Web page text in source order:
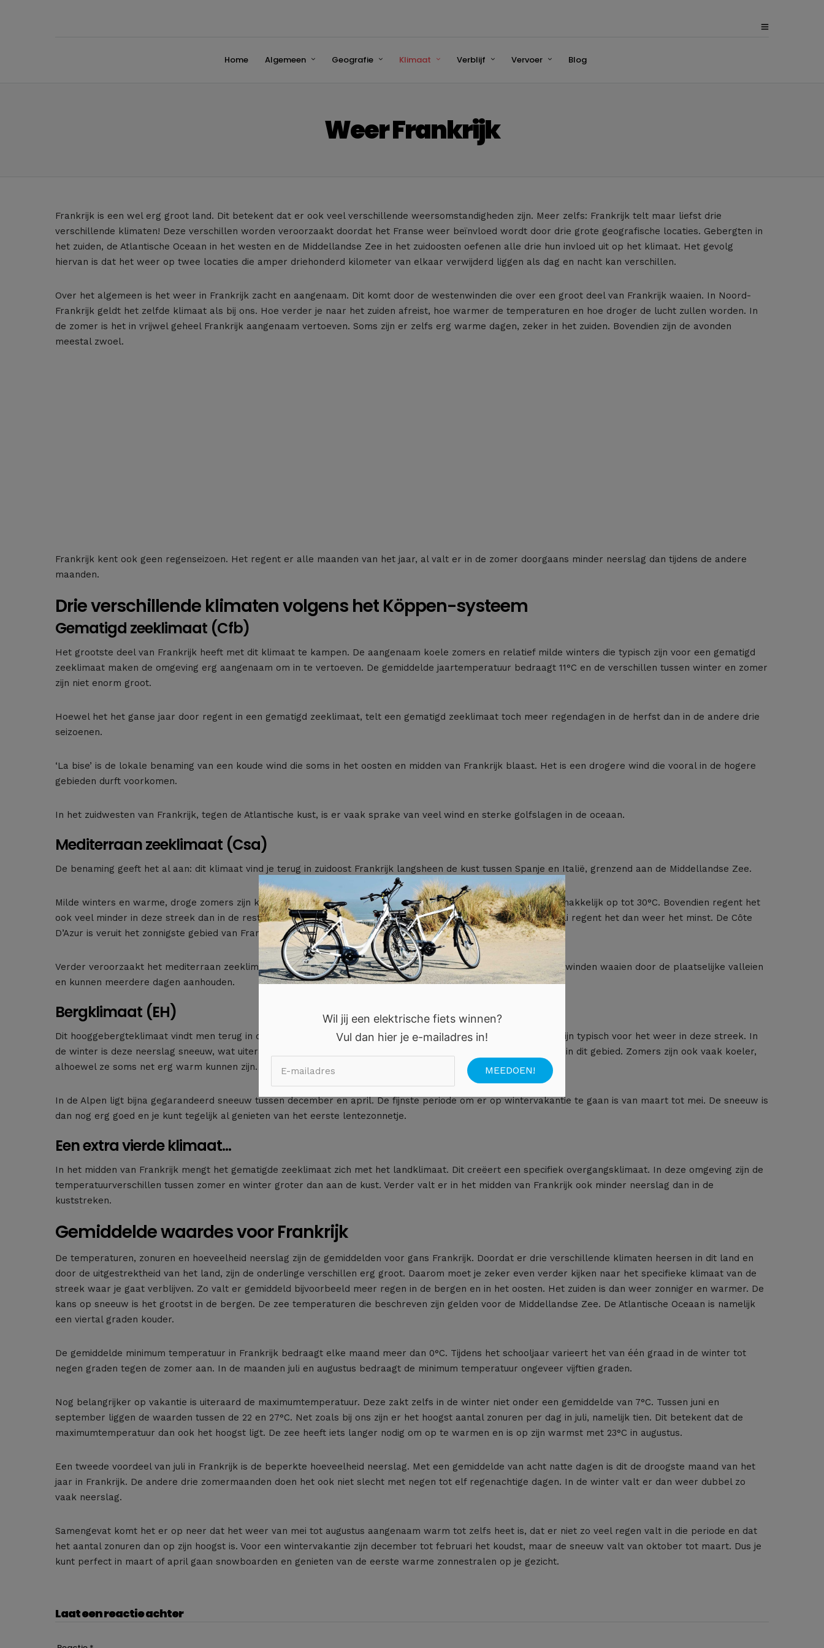
Home Algemeen Geografie Klimaat Verblijf Vervoer Blog
Weer Frankrijk
Frankrijk is een wel erg groot land. Dit betekent dat er ook veel verschillende weersomstandigheden zijn. Meer zelfs: Frankrijk telt maar liefst drie
verschillende klimaten! Deze verschillen worden veroorzaakt doordat het Franse weer beïnvloed wordt door drie grote geografische locaties. Gebergten in
het zuiden, de Atlantische Oceaan in het westen en de Middellandse Zee in het zuidoosten oefenen alle drie hun invloed uit op het klimaat. Het gevolg
hiervan is dat het weer op twee locaties die amper driehonderd kilometer van elkaar verwijderd liggen als dag en nacht kan verschillen.
Over het algemeen is het weer in Frankrijk zacht en aangenaam. Dit komt door de westenwinden die over een groot deel van Frankrijk waaien. In Noord-
Frankrijk geldt het zelfde klimaat als bij ons. Hoe verder je naar het zuiden afreist, hoe warmer de temperaturen en hoe droger de lucht zullen worden. In
de zomer is het in vrijwel geheel Frankrijk aangenaam vertoeven. Soms zijn er zelfs erg warme dagen, zeker in het zuiden. Bovendien zijn de avonden
meestal zwoel.
Frankrijk kent ook geen regenseizoen. Het regent er alle maanden van het jaar, al valt er in de zomer doorgaans minder neerslag dan tijdens de andere
maanden.
Drie verschillende klimaten volgens het Köppen-systeem
Gematigd zeeklimaat (Cfb)
Het grootste deel van Frankrijk heeft met dit klimaat te kampen. De aangenaam koele zomers en relatief milde winters die typisch zijn voor een gematigd
zeeklimaat maken de omgeving erg aangenaam om in te vertoeven. De gemiddelde jaartemperatuur bedraagt 11°C en de verschillen tussen winter en zomer
zijn niet enorm groot.
Hoewel het het ganse jaar door regent in een gematigd zeeklimaat, telt een gematigd zeeklimaat toch meer regendagen in de herfst dan in de andere drie
seizoenen.
‘La bise’ is de lokale benaming van een koude wind die soms in het oosten en midden van Frankrijk blaast. Het is een drogere wind die vooral in de hogere
gebieden durft voorkomen.
In het zuidwesten van Frankrijk, tegen de Atlantische kust, is er vaak sprake van veel wind en sterke golfslagen in de oceaan.
Mediterraan zeeklimaat (Csa)
De benaming geeft het al aan: dit klimaat vind je terug in zuidoost Frankrijk langsheen de kust tussen Spanje en Italië, grenzend aan de Middellandse Zee.
Milde winters en warme, droge zomers zijn kenmerkend voor dit klimaat. De temperatuur loopt in de zomer gemakkelijk op tot 30°C. Bovendien regent het
ook veel minder in deze streek dan in de rest van Frankrijk. De meeste neerslag valt in het voor- en najaar. In juli regent het dan weer het minst. De Côte
D’Azur is veruit het zonnigste gebied van Frankrijk.
Verder veroorzaakt het mediterraan zeeklimaat ook enkele typische winden zoals de mistral en de autan. Deze winden waaien door de plaatselijke valleien
en kunnen meerdere dagen aanhouden.
Bergklimaat (EH)
Dit hooggebergteklimaat vindt men terug in de Franse Alpen en de Pyreneeën. Koude winters en veel neerslag zijn typisch voor het weer in deze streek. In
de winter is deze neerslag sneeuw, wat uiteraard van pas komt voor de skiërs. De lente begint doorgaans later in dit gebied. Zomers zijn ook vaak koeler,
alhoewel ze soms net erg warm kunnen zijn.
In de Alpen ligt bijna gegarandeerd sneeuw tussen december en april. De fijnste periode om er op wintervakantie te gaan is van maart tot mei. De sneeuw is
dan nog erg goed en je kunt tegelijk al genieten van het eerste lentezonnetje.
Een extra vierde klimaat…
In het midden van Frankrijk mengt het gematigde zeeklimaat zich met het landklimaat. Dit creëert een specifiek overgangsklimaat. In deze omgeving zijn de
temperatuurverschillen tussen zomer en winter groter dan aan de kust. Verder valt er in het midden van Frankrijk ook minder neerslag dan in de
kuststreken.
Gemiddelde waardes voor Frankrijk
De temperaturen, zonuren en hoeveelheid neerslag zijn de gemiddelden voor gans Frankrijk. Doordat er drie verschillende klimaten heersen in dit land en
door de uitgestrektheid van het land, zijn de onderlinge verschillen erg groot. Daarom moet je zeker even verder kijken naar het specifieke klimaat van de
streek waar je gaat verblijven. Zo valt er gemiddeld bijvoorbeeld meer regen in de bergen en in het oosten. Het zuiden is dan weer zonniger en warmer. De
kans op sneeuw is het grootst in de bergen. De zee temperaturen die beschreven zijn gelden voor de Middellandse Zee. De Atlantische Oceaan is namelijk
een viertal graden kouder.
De gemiddelde minimum temperatuur in Frankrijk bedraagt elke maand meer dan 0°C. Tijdens het schooljaar varieert het van één graad in de winter tot
negen graden tegen de zomer aan. In de maanden juli en augustus bedraagt de minimum temperatuur ongeveer vijftien graden.
Nog belangrijker op vakantie is uiteraard de maximumtemperatuur. Deze zakt zelfs in de winter niet onder een gemiddelde van 7°C. Tussen juni en
september liggen de waarden tussen de 22 en 27°C. Net zoals bij ons zijn er het hoogst aantal zonuren per dag in juli, namelijk tien. Dit betekent dat de
maximumtemperatuur dan ook het hoogst ligt. De zee heeft iets langer nodig om op te warmen en is op zijn warmst met 23°C in augustus.
Een tweede voordeel van juli in Frankrijk is de beperkte hoeveelheid neerslag. Met een gemiddelde van acht natte dagen is dit de droogste maand van het
jaar in Frankrijk. De andere drie zomermaanden doen het ook niet slecht met negen tot elf regenachtige dagen. In de winter valt er dan weer dubbel zo
vaak neerslag.
Samengevat komt het er op neer dat het weer van mei tot augustus aangenaam warm tot zelfs heet is, dat er niet zo veel regen valt in die periode en dat
het aantal zonuren dan op zijn hoogst is. Voor een wintervakantie zijn december tot februari het koudst, maar de sneeuw valt van oktober tot maart. Dus je
kunt perfect in maart of april gaan snowboarden en genieten van de eerste warme zonnestralen op je gezicht.
Laat een reactie achter
Wil jij een elektrische fiets winnen?
Vul dan hier je e-mailadres in!
×